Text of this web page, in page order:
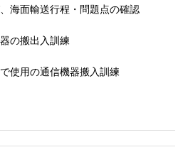
海面輸送行程・問題点の確認
の搬出入訓練
使用の通信機器搬入訓練